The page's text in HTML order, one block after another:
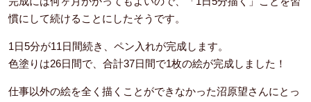
慣にして続けることにしたそうです。
1日5分が11日間続き、ペン入れが完成します。
色塗りは26日間で、合計37日間で1枚の絵が完成しました！
仕事以外の絵を全く描くことができなかった沼原望さんにとっ